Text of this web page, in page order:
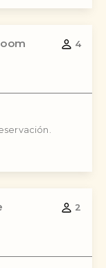
4
2